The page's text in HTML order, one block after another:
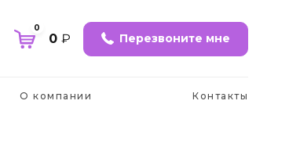
0
0 ₽ Перезвоните мне
О компании Контакты